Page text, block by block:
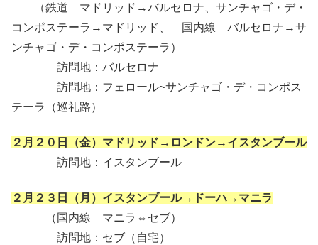
（鉄道 マドリッド→バルセロナ、サンチャゴ・デ・
コンポステーラ→マドリッド、 国内線 バルセロナ→サ
ンチャゴ・デ・コンポステーラ）
訪問地：バルセロナ
訪問地：フェロール~サンチャゴ・デ・コンポス
テーラ（巡礼路）
２月２０日（金）マドリッド→ロンドン→イスタンブール
訪問地：イスタンブール
２月２３日（月）イスタンブール→ドーハ→マニラ
（国内線 マニラ⇔セブ）
訪問地：セブ（自宅）